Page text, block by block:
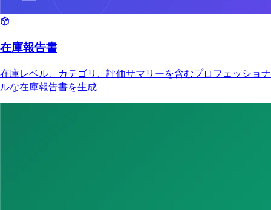
在庫報告書
在庫レベル、カテゴリ、評価サマリーを含むプロフェッショナ
ルな在庫報告書を生成